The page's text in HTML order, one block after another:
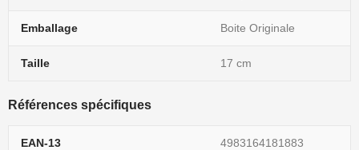
Emballage Boite Originale
Taille 17 cm
Références spécifiques
EAN-13 4983164181883